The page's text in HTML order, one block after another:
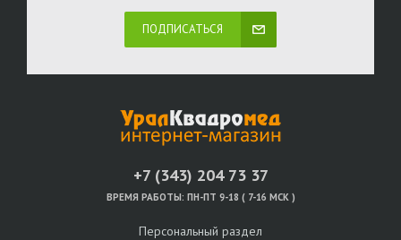
ПОДПИСАТЬСЯ
+7 (343) 204 73 37
ВРЕМЯ РАБОТЫ: ПН-ПТ 9-18 ( 7-16 МСК )
Персональный раздел